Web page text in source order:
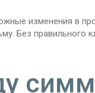
изменения в
Без правильного